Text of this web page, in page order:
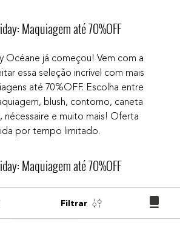
Maquiagem até 70%OFF
Océane já começou! Vem com a
essa seleção incrível com mais
até 70%OFF. Escolha entre
blush, contorno, caneta
nécessaire e muito mais! Oferta
por tempo limitado.
Maquiagem até 70%OFF
Filtrar